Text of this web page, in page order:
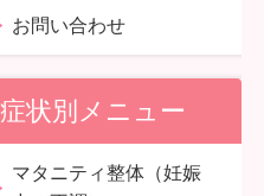
お問い合わせ
症状別メニュー
マタニティ整体（妊娠